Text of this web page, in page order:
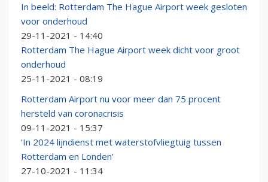
In beeld: Rotterdam The Hague Airport week gesloten
voor onderhoud
29-11-2021 - 14:40
Rotterdam The Hague Airport week dicht voor groot
onderhoud
25-11-2021 - 08:19
Rotterdam Airport nu voor meer dan 75 procent
hersteld van coronacrisis
09-11-2021 - 15:37
'In 2024 lijndienst met waterstofvliegtuig tussen
Rotterdam en Londen'
27-10-2021 - 11:34